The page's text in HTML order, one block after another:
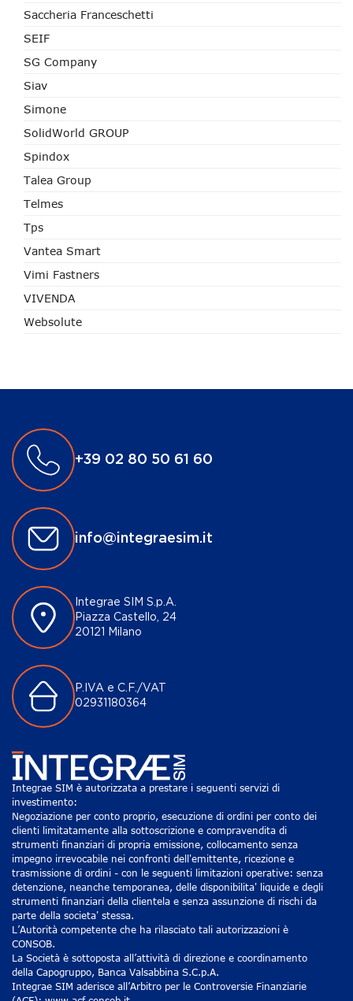
Saccheria Franceschetti
SEIF
SG Company
Siav
Simone
SolidWorld GROUP
Spindox
Talea Group
Telmes
Tps
Vantea Smart
Vimi Fastners
VIVENDA
Websolute
+39 02 80 50 61 60
info@integraesim.it
Integrae SIM S.p.A.
Piazza Castello, 24
20121 Milano
P.IVA e C.F./VAT
02931180364
Integrae SIM è autorizzata a prestare i seguenti servizi di
investimento:
Negoziazione per conto proprio, esecuzione di ordini per conto dei
clienti limitatamente alla sottoscrizione e compravendita di
strumenti finanziari di propria emissione, collocamento senza
impegno irrevocabile nei confronti dell'emittente, ricezione e
trasmissione di ordini - con le seguenti limitazioni operative: senza
detenzione, neanche temporanea, delle disponibilita' liquide e degli
strumenti finanziari della clientela e senza assunzione di rischi da
parte della societa' stessa.
L’Autorità competente che ha rilasciato tali autorizzazioni è
CONSOB.
La Società è sottoposta all’attività di direzione e coordinamento
della Capogruppo, Banca Valsabbina S.C.p.A.
Integrae SIM aderisce all’Arbitro per le Controversie Finanziarie